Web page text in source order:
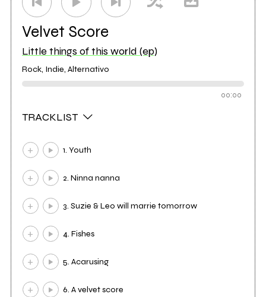
Velvet Score
Little things of this world (ep)
Rock, Indie, Alternativo
00:00
TRACKLIST
1. Youth
2. Ninna nanna
3. Suzie & Leo will marrie tomorrow
4. Fishes
5. Acarusing
6. A velvet score